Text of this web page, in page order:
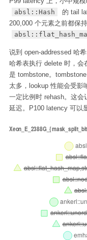
absl::Hash
的 tail
200,000 个元素之前都保
说到 open-addressed 哈
哈希表执行 delete 时，会
是 tombstone。
太多，lookup 性能会受影
一定比例时 rehash。这会
延迟。P100 latency 可以